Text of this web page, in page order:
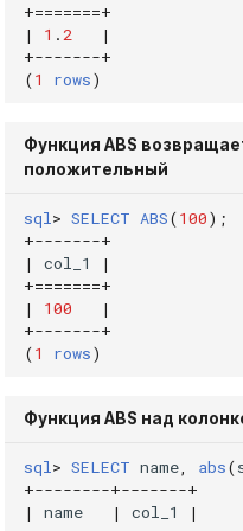
Использование журнала
аудита
Рекомендации по
сайзингу
Настройка Systemd
Устранение неполадок
DROP INDEX
DROP PLUGIN
DROP PROCEDURE
DROP TABLE
DROP USER
GRANT
INSERT
+=======+
|
1 . 2
|
+-------+
(1 rows)
Функция ABS
положительный
sql > SELECT ABS(100);
+-------+
|
col_1
|
+=======+
|
100
|
+-------+
(1 rows)
Функция ABS над
sql > SELECT name abs(
+--------+-------+
|
name | col_1
|